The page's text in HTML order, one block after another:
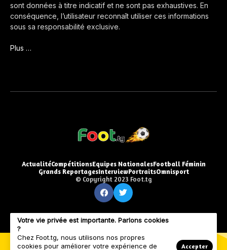
sont données à titre indicatif et ne sont pas exhaustives. En
conséquence, l’utilisateur reconnaît utiliser ces informations
sous sa responsabilité exclusive.
Plus …
ActualitéCompétitionsEquipes NationalesFootball Féminin
Grands ReportagesInterviewPortraitsOmnisport
© Copyright 2023 Foot.tg
Votre vie privée est importante. Parlons cookies
?
Chez Foot.tg, nous utilisons nos propres
cookies pour améliorer votre expérience de
Accepter